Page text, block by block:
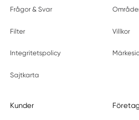
Frågor & Svar
Filter Villkor
Integritetspolicy
Sajtkarta
Kunder